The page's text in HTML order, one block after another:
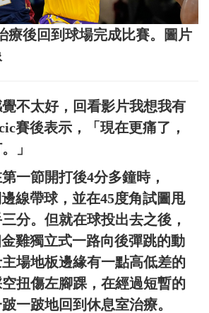
療後回到球場完成比賽。圖片
覺不太好，回看影片我想我有
賽後表示，「現在更痛了，
」
一節開打後4分多鐘時，
線帶球，並在45度角試圖甩
分。但就在球投出去之後，
雞獨立式一路向後彈跳的動
場地板邊緣有一點高低差的
扭傷左腳踝，在經過短暫的
一跛地回到休息室治療。